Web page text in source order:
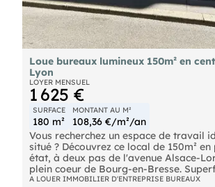
Loue bureaux lumineux 150m² en
Lyon
LOYER MENSUEL
1 625 €
SURFACE
180 m²
MONTANT AU M²
108,36 €/m²/an
Vous recherchez un espace de travail
situé ? Découvrez ce local de 150m²
état, à deux pas de l'avenue Alsace-
plein coeur de Bourg-en-Bresse.
avec de grands espaces modulables
A LOUER IMMOBILIER D'ENTREPRISE BUREAUX